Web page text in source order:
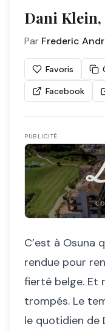
Dani Klein,
Par Frederic
Favoris
Facebook
PUBLICITÉ
C’est à Osuna
rendue pour
fierté belge. Et
trompés. Le
le quotidien de